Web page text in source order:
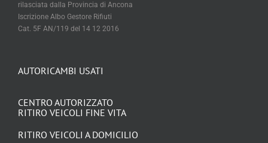
AUTORICAMBI USATI
CENTRO AUTORIZZATO
RITIRO VEICOLI FINE VITA
RITIRO VEICOLI A DOMICILIO
rilasciata dalla Provincia di Ancona
Iscrizione Albo Gestore Rifiuti
Cat. 5F AN/119 del 14 12 2016